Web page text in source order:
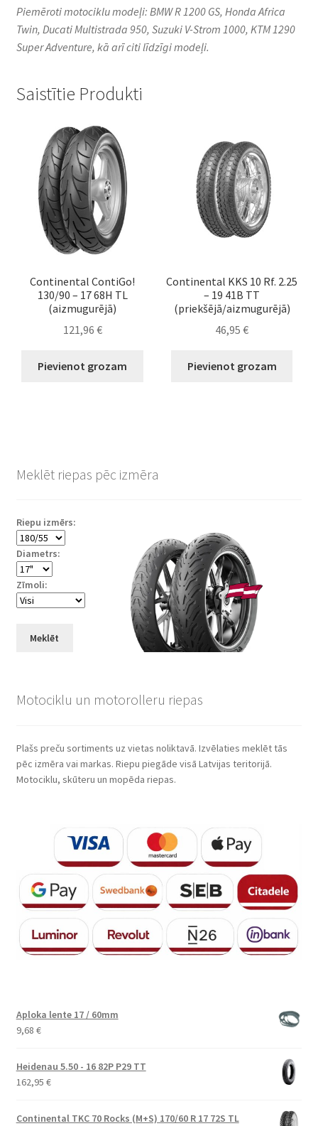
Piemēroti motociklu modeļi: BMW R 1200 GS, Honda Africa
Twin, Ducati Multistrada 950, Suzuki V-Strom 1000, KTM 1290
Super Adventure, kā arī citi līdzīgi modeļi.
Saistītie Produkti
Continental ContiGo!
130/90 – 17 68H TL
(aizmugurējā)
121,96 €
Pievienot grozam
Continental KKS 10 Rf. 2.25
– 19 41B TT
(priekšējā/aizmugurējā)
46,95€
Pievienot grozam
Meklēt riepas pēc izmēra
Riepu izmērs:
Diametrs:
Zīmoli:
Meklēt
Motociklu un motorolleru riepas
Plašs preču sortiments uz vietas noliktavā. Izvēlaties meklēt tās
pēc izmēra vai markas. Riepu piegāde visā Latvijas teritorijā.
Motociklu, skūteru un mopēda riepas.
Aploka lente 17 / 60mm
9,68 €
Heidenau 5.50 - 16 82P P29 TT
162,95 €
Continental TKC 70 Rocks (M+S) 170/60 R 17 72S TL